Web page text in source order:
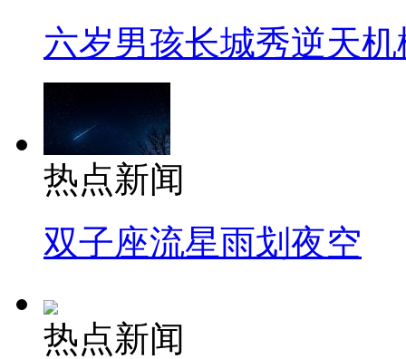
六岁男孩长城秀逆天机
热点新闻
双子座流星雨划夜空
热点新闻